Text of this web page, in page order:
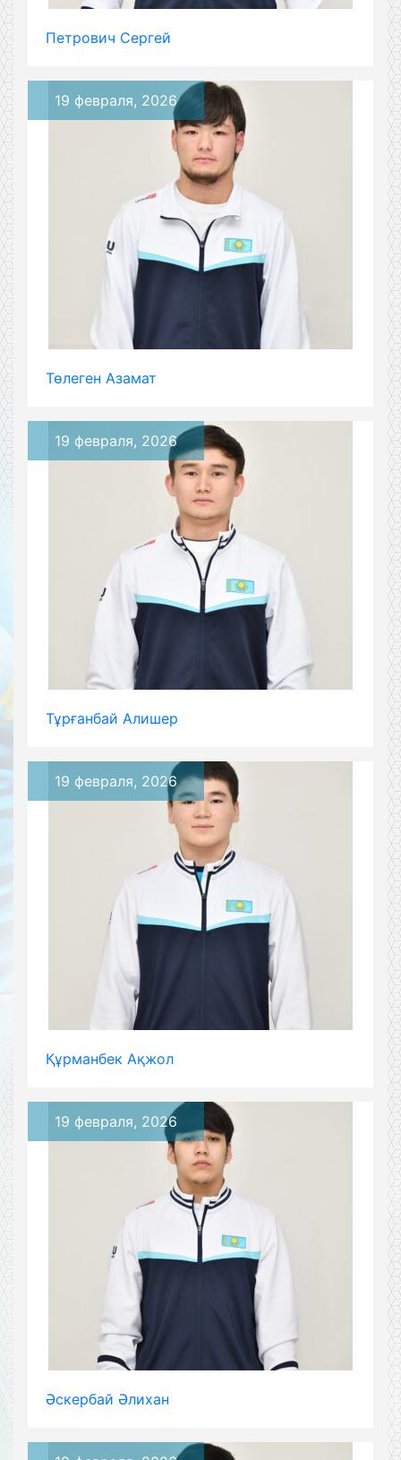
Петрович Сергей
Төлеген Азамат
19 февраля, 2026
Тұрғанбай Алишер
19 февраля, 2026
Құрманбек Ақжол
19 февраля, 2026
Әскербай Әлихан
19 февраля, 2026